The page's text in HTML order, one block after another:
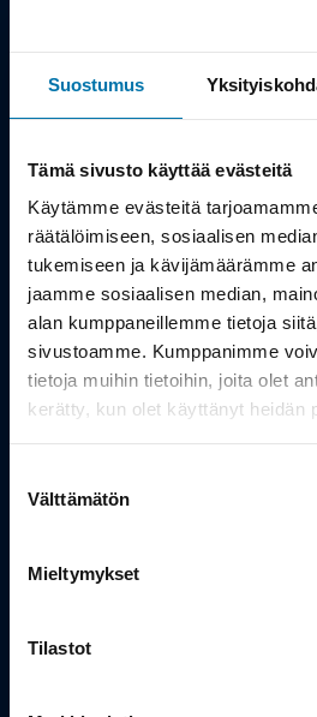
Suostumus
Tämä sivusto käyttää evästeitä
Käytämme evästeitä
räätälöimiseen, sosiaalisen
tukemiseen ja kävijämäärämme
jaamme sosiaalisen median,
alan kumppaneillemme tietoja
sivustoamme. Kumppanimme
tietoja muihin tietoihin, joita olet
kerätty, kun olet käyttänyt heidän
valinta
Välttämätön
Mieltymykset
Tilastot
Kauppa
Työsuhdepyörä
Info
Toimitus
Takuu ja